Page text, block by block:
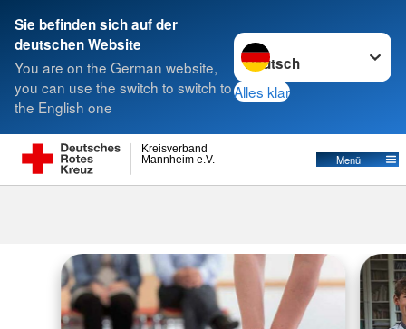
Sie befinden sich auf der
deutschen Website
You are on the German website,
you can use the switch to switch to
the English one
Sprache wechseln zu
Alles klar
Mannheim e.V.
Kreisverband
Menü
Suche